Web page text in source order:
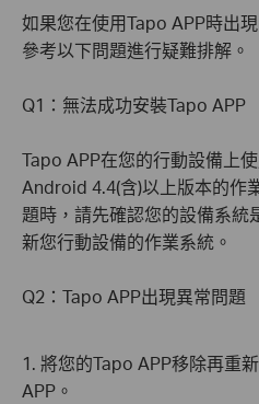
如果您在使用Tapo APP時出
參考以下問題進行疑難排解。
Q1：無法成功安裝Tapo APP
Tapo APP在您的行動設備上
Android 4.4(含)以上版本的作
題時，請先確認您的設備系統
新您行動設備的作業系統。
Q2：Tapo APP出現異常問題
1. 將您的Tapo APP移除再重
APP。